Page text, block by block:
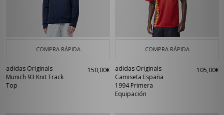
COMPRA RÁPIDA
adidas Originals
Munich 93 Knit Track
Top
150,00€
COMPRA RÁPIDA
adidas Originals
Camiseta España
1994 Primera
Equipación
105,00€